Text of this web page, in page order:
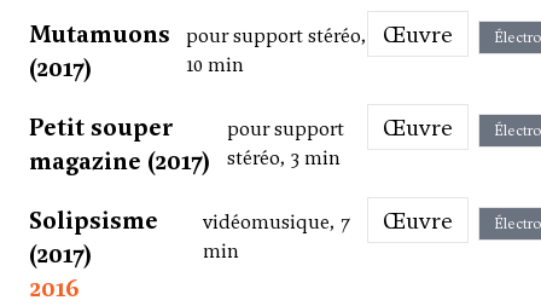
Mutamuons
(2017)
pour support stéréo,
10 min
Œuvre
Petit souper
magazine (2017)
pour support
stéréo, 3 min
Œuvre
Solipsisme
(2017)
vidéomusique, 7
min
Œuvre
2016